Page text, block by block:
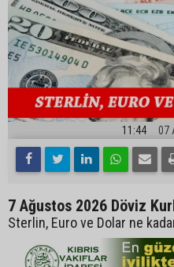
11:44 07
7 Ağustos 2026 Döviz
Sterlin, Euro ve Dolar ne